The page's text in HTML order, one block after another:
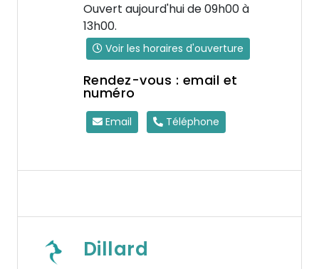
Ouvert aujourd'hui de 09h00 à
13h00.
Voir les horaires d'ouverture
Rendez-vous : email et
numéro
Email Téléphone
Dillard